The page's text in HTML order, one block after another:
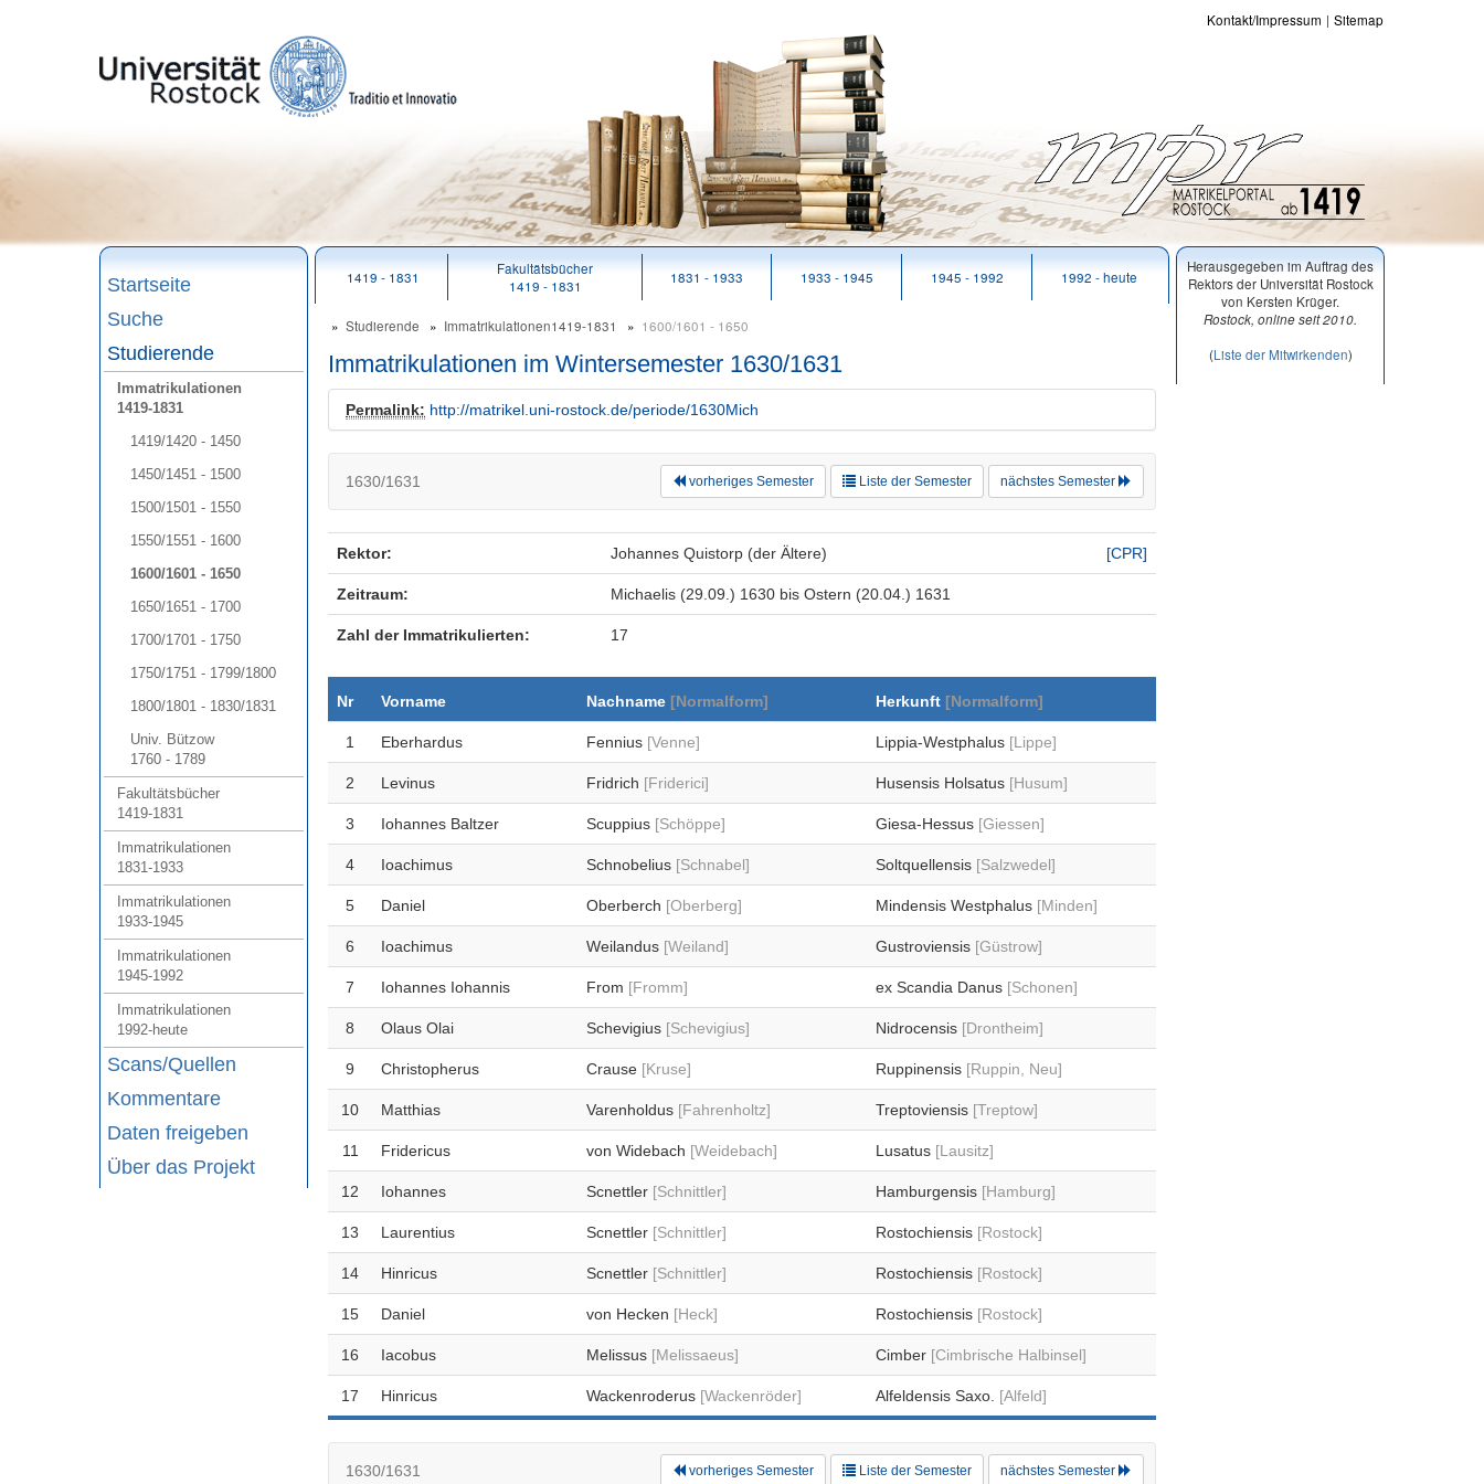
Kontakt/Impressum Sitemap
Startseite
Suche
Studierende
Immatrikulationen
1419-1831
1419/1420 - 1450
1450/1451 - 1500
1500/1501 - 1550
1550/1551 - 1600
1600/1601 - 1650
1650/1651 - 1700
1700/1701 - 1750
1750/1751 - 1799/1800
1800/1801 - 1830/1831
Univ. Bützow
1760 - 1789
Fakultätsbücher
1419-1831
Immatrikulationen
1831-1933
Immatrikulationen
1933-1945
Immatrikulationen
1945-1992
Immatrikulationen
1992-heute
Scans/Quellen
Kommentare
Daten freigeben
Über das Projekt
1419 - 1831
Fakultätsbücher
1419 - 1831
1831 - 1933 1933 - 1945 1945 - 1992 1992 - heute
Studierende Immatrikulationen1419-1831 1600/1601 - 1650
Immatrikulationen im Wintersemester 1630/1631
Permalink: http://matrikel.uni-rostock.de/periode/1630Mich
1630/1631 vorheriges Semester Liste der Semester nächstes Semester
Rektor: [CPR]
Johannes Quistorp (der Ältere)
Zeitraum: Michaelis (29.09.) 1630 bis Ostern (20.04.) 1631
Zahl der Immatrikulierten: 17
Nr Vorname Nachname [Normalform] Herkunft [Normalform]
1 Eberhardus Fennius [Venne] Lippia-Westphalus [Lippe]
2 Levinus Fridrich [Friderici] Husensis Holsatus [Husum]
3 Iohannes Baltzer Scuppius [Schöppe] Giesa-Hessus [Giessen]
4 Ioachimus Schnobelius [Schnabel] Soltquellensis [Salzwedel]
5 Daniel Oberberch [Oberberg] Mindensis Westphalus [Minden]
6 Ioachimus Weilandus [Weiland] Gustroviensis [Güstrow]
7 Iohannes Iohannis From [Fromm] ex Scandia Danus [Schonen]
8 Olaus Olai Schevigius [Schevigius] Nidrocensis [Drontheim]
9 Christopherus Crause [Kruse] Ruppinensis [Ruppin, Neu]
10 Matthias Varenholdus [Fahrenholtz] Treptoviensis [Treptow]
11 Fridericus von Widebach [Weidebach] Lusatus [Lausitz]
12 Iohannes Scnettler [Schnittler] Hamburgensis [Hamburg]
13 Laurentius Scnettler [Schnittler] Rostochiensis [Rostock]
14 Hinricus Scnettler [Schnittler] Rostochiensis [Rostock]
15 Daniel von Hecken [Heck] Rostochiensis [Rostock]
16 Iacobus Melissus [Melissaeus] Cimber [Cimbrische Halbinsel]
17 Hinricus Wackenroderus [Wackenröder] Alfeldensis Saxo. [Alfeld]
1630/1631 vorheriges Semester Liste der Semester nächstes Semester
Herausgegeben im Auftrag des
Rektors der Universität Rostock
von Kersten Krüger.
Rostock, online seit 2010.
(Liste der Mitwirkenden)